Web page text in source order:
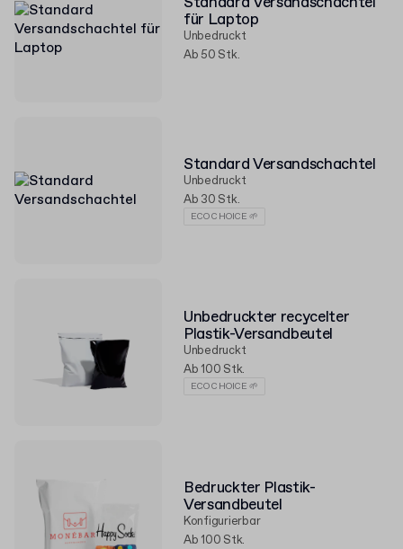
für Laptop
Unbedruckt
Ab 50 Stk.
Standard Versandschachtel
Unbedruckt
Ab 30 Stk.
ECO CHOICE 🌱
Unbedruckter recycelter
Plastik-Versandbeutel
Unbedruckt
Ab 100 Stk.
ECO CHOICE 🌱
Bedruckter Plastik-
Versandbeutel
Konfigurierbar
Ab 100 Stk.